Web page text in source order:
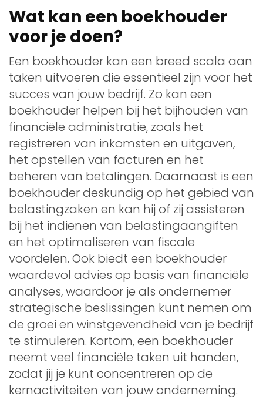
Wat kan een boekhouder
voor je doen?
Een boekhouder kan een breed scala aan
taken uitvoeren die essentieel zijn voor het
succes van jouw bedrijf. Zo kan een
boekhouder helpen bij het bijhouden van
financiële administratie, zoals het
registreren van inkomsten en uitgaven,
het opstellen van facturen en het
beheren van betalingen. Daarnaast is een
boekhouder deskundig op het gebied van
belastingzaken en kan hij of zij assisteren
bij het indienen van belastingaangiften
en het optimaliseren van fiscale
voordelen. Ook biedt een boekhouder
waardevol advies op basis van financiële
analyses, waardoor je als ondernemer
strategische beslissingen kunt nemen om
de groei en winstgevendheid van je bedrijf
te stimuleren. Kortom, een boekhouder
neemt veel financiële taken uit handen,
zodat jij je kunt concentreren op de
kernactiviteiten van jouw onderneming.